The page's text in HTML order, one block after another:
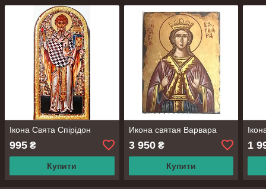
Ікона Свята Спірідон
995 ₴
Купити
Икона святая Варвара
3 950₴
Купити
1